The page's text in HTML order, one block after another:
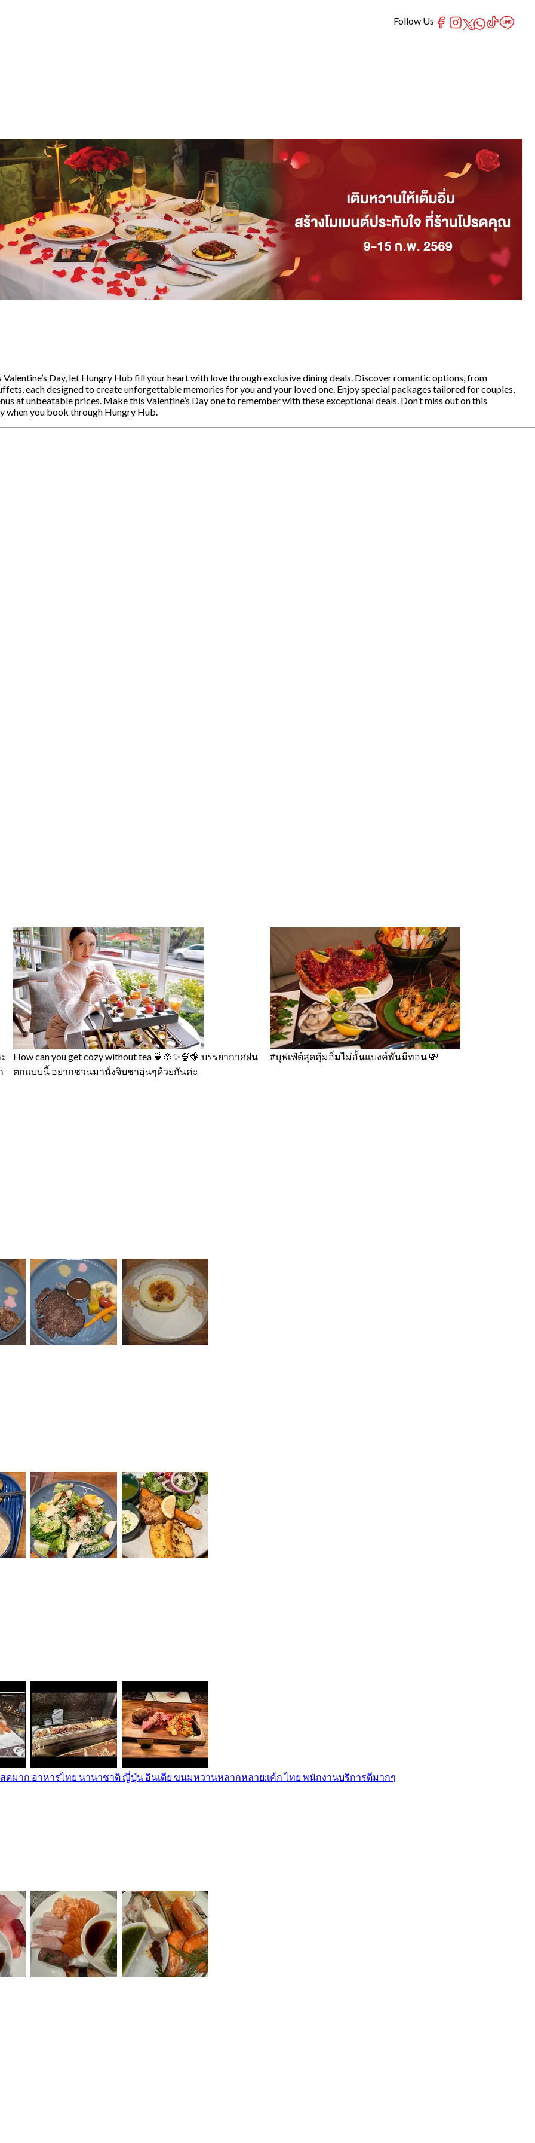
Day, let Hungry Hub fill your heart with love through exclusive dining deals. Discover romantic options, from
each designed to create unforgettable memories for you and your loved one. Enjoy special packages tailored for couples,
at unbeatable prices. Make this Valentine’s Day one to remember with these exceptional deals. Don’t miss out on this
when you book through Hungry Hub.
How can you get cozy without tea 🍵🌸✨🍨🍓 บรรยากาศฝน
ตกแบบนี้ อยากชวนมานั่งจิบชาอุ่นๆด้วยกันค่ะ
#บุฟเฟ่ต์สุดคุ้มอิ่มไม่อั้นแบงค์พันมีทอน 💸
มาก อาหารไทย​ นานาชาติ​ ญี่ปุ่น​ อินเดีย ขนมหวานหลากหลาย​:​เค้ก​ ไทย พนักงานบริการดีมากๆ
Follow Us